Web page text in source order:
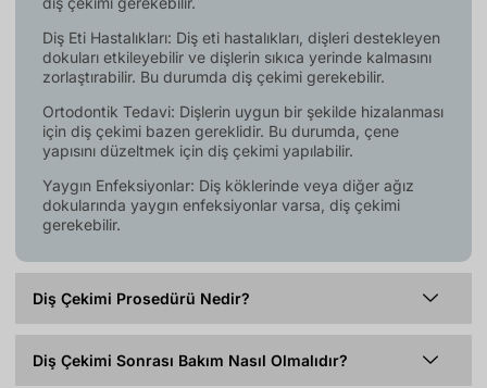
Diş Eti Hastalıkları: Diş eti hastalıkları, dişleri destekleyen
dokuları etkileyebilir ve dişlerin sıkıca yerinde kalmasını
zorlaştırabilir. Bu durumda diş çekimi gerekebilir.
Ortodontik Tedavi: Dişlerin uygun bir şekilde hizalanması
için diş çekimi bazen gereklidir. Bu durumda, çene
yapısını düzeltmek için diş çekimi yapılabilir.
Yaygın Enfeksiyonlar: Diş köklerinde veya diğer ağız
dokularında yaygın enfeksiyonlar varsa, diş çekimi
gerekebilir.
Diş Çekimi Prosedürü Nedir?
Diş Çekimi Sonrası Bakım Nasıl Olmalıdır?